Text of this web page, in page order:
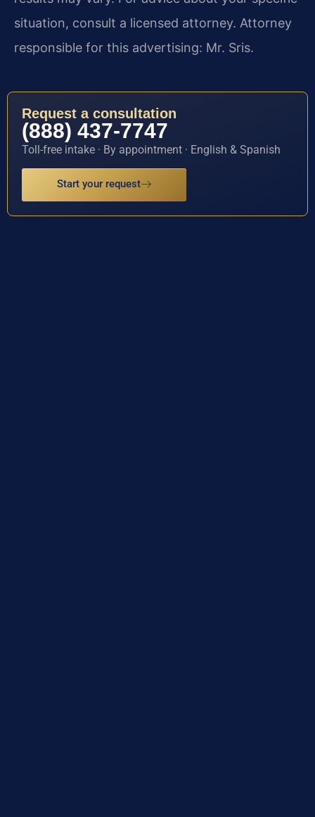
situation, consult a licensed attorney. Attorney
responsible for this advertising: Mr. Sris.
Request a consultation
(888) 437-7747
Toll-free intake · By appointment · English & Spanish
Start your request